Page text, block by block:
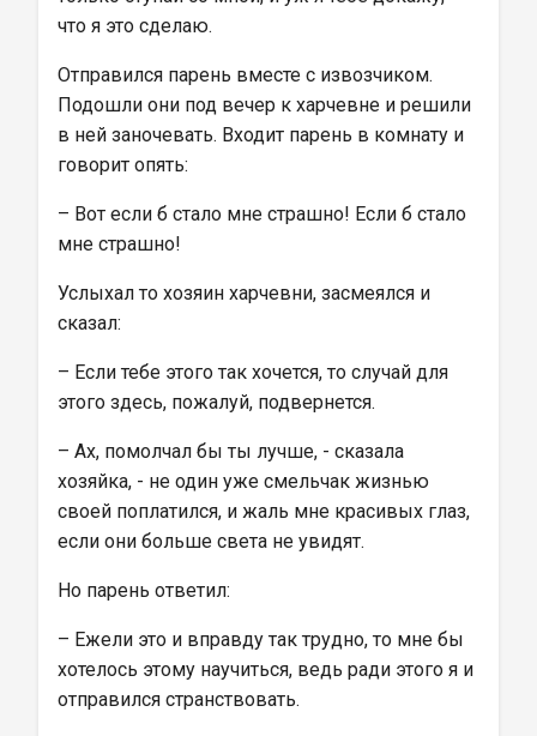
что я это сделаю.
Отправился парень вместе с извозчиком.
Подошли они под вечер к харчевне и решили
в ней заночевать. Входит парень в комнату и
говорит опять:
– Вот если б стало мне страшно! Если б стало
мне страшно!
Услыхал то хозяин харчевни, засмеялся и
сказал:
– Если тебе этого так хочется, то случай для
этого здесь, пожалуй, подвернется.
– Ах, помолчал бы ты лучше, - сказала
хозяйка, - не один уже смельчак жизнью
своей поплатился, и жаль мне красивых глаз,
если они больше света не увидят.
Но парень ответил:
– Ежели это и вправду так трудно, то мне бы
хотелось этому научиться, ведь ради этого я и
отправился странствовать.